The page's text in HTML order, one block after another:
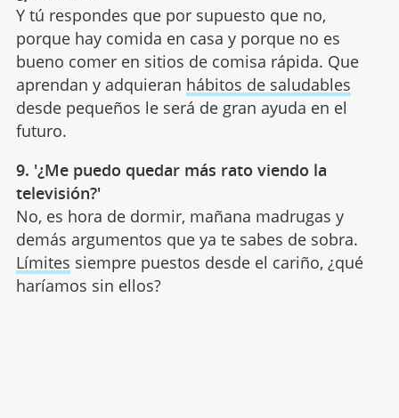
Y tú respondes que por supuesto que no,
porque hay comida en casa y porque no es
bueno comer en sitios de comisa rápida. Que
aprendan y adquieran hábitos de saludables
desde pequeños le será de gran ayuda en el
futuro.
9. '¿Me puedo quedar más rato viendo la
televisión?'
No, es hora de dormir, mañana madrugas y
demás argumentos que ya te sabes de sobra.
Límites siempre puestos desde el cariño, ¿qué
haríamos sin ellos?